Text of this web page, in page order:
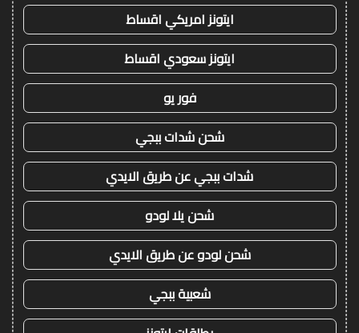
ايتونز امريكي اقساط
ايتونز سعودي اقساط
فور يو
شحن شدات ببجي
شدات ببجي عن طريق الايدي
شحن يلا لودو
شحن لودو عن طريق الايدي
شعبية ببجي